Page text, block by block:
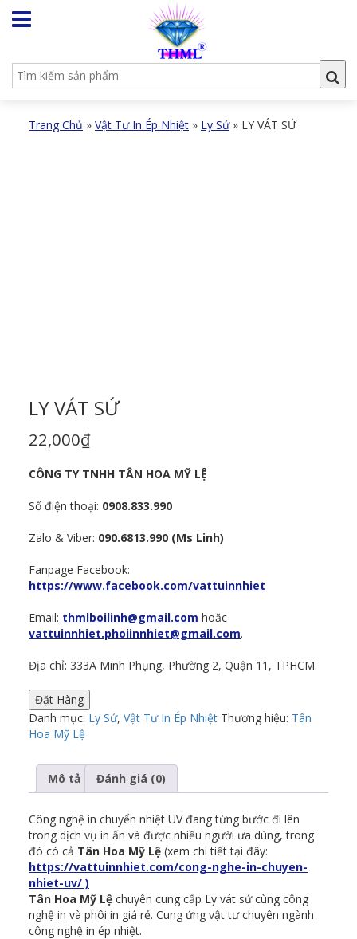
Trang Chủ » Vật Tư In Ép Nhiệt » Ly Sứ» LY VÁT SỨ
LY VÁT SỨ
22,000₫
CÔNG TY TNHH TÂN HOA MỸ LỆ
Số điện thoại: 0908.833.990
Zalo & Viber: 090.6813.990 (Ms Linh)
Fanpage Facebook:
https://www.facebook.com/vattuinnhiet
Email: thmlboilinh@gmail.com hoặc
vattuinnhiet.phoiinnhiet@gmail.com.
Địa chỉ: 333A Minh Phụng, Phường 2, Quận 11, TPHCM.
Đặt Hàng
Danh mục: Ly Sứ, Vật Tư In Ép Nhiệt Thương hiệu: Tân
Hoa Mỹ Lệ
Mô tả Đánh giá (0)
Công nghệ in chuyển nhiệt UV đang từng bước đi lên
trong dịch vụ in ấn và được nhiều người ưa dùng, trong
đó có cả Tân Hoa Mỹ Lệ (xem chi tiết tại đây:
https://vattuinnhiet.com/cong-nghe-in-chuyen-
nhiet-uv/ )
Tân Hoa Mỹ Lệ chuyên cung cấp Ly vát sứ cùng công
nghệ in và phôi in giá rẻ. Cung ứng vật tư chuyên ngành
công nghệ in ép nhiệt.